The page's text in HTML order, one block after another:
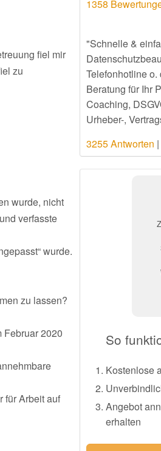
fiel mir
zu
wurde, nicht
verfasste
wurde.
zu lassen?
Februar 2020
für Arbeit auf
1358
"Schnelle &
Telefonhotline
Beratung für Ihr
Coaching,
Urheber-,
3255 Antworten |
So
Kostenlose
Angebot
erhalten